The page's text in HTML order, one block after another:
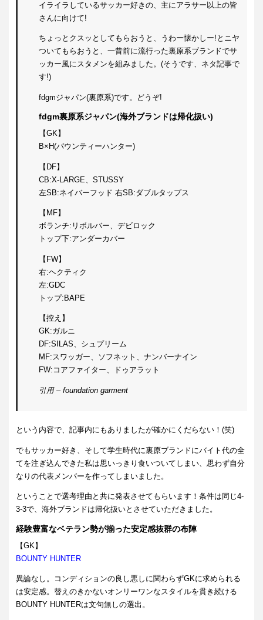
イライラしているサッカー好きの、主にアラサー以上の皆
さんに向けて!
ちょっとクスッとしてもらおうと、うわー懐かしー!とニヤ
ついてもらおうと、一昔前に流行った裏原系ブランドでサ
ッカー風にスタメンを組みました。(そうです、ネタ記事で
す!)
fdgmジャパン(裏原系)です。どうぞ!
fdgm裏原系ジャパン(海外ブランドは帰化扱い)
【GK】
B×H(バウンティーハンター)
【DF】
CB:X-LARGE、STUSSY
左SB:ネイバーフッド 右SB:ダブルタップス
【MF】
ボランチ:リボルバー、デビロック
トップ下:アンダーカバー
【FW】
右:ヘクティク
左:GDC
トップ:BAPE
【控え】
GK:ガルニ
DF:SILAS、シュプリーム
MF:スワッガー、ソフネット、ナンバーナイン
FW:コアファイター、ドゥアラット
引用 – foundation garment
という内容で、記事内にもありましたが確かにくだらない！(笑)
でもサッカー好き、そして学生時代に裏原ブランドにバイト代の全
てを注ぎ込んできた私は思いっきり食いついてしまい、思わず自分
なりの代表メンバーを作ってしまいました。
ということで選考理由と共に発表させてもらいます！条件は同じ4-
3-3で、海外ブランドは帰化扱いとさせていただきました。
経験豊富なベテラン勢が揃った安定感抜群の布陣
【GK】
BOUNTY HUNTER
異論なし。コンディションの良し悪しに関わらずGKに求められる
は安定感。替えのきかないオンリーワンなスタイルを貫き続ける
BOUNTY HUNTERは文句無しの選出。